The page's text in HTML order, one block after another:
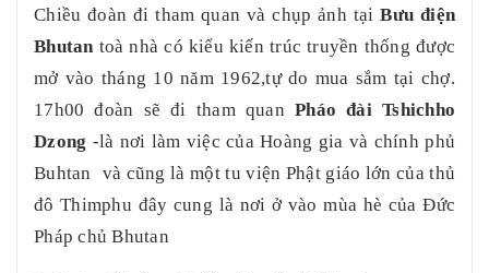
Chiều đoàn đi tham quan và chụp ảnh tạiBưu điện
Bhutantoà nhà có kiểu kiến trúc truyền thống được
mở vào tháng 10 năm 1962,tự do mua sắm tại chợ.
17h00 đoàn sẽ đi tham quan Pháo đài Tshichho
Dzong -là nơi làm việc củaHoàng gia và chính phủ
Buhtan
và cũng là một tu viện Phật giáo lớn của thủ
đô Thimphu đây cung là nơi ở vào mùa hè của Đức
Pháp chủ Bhutan